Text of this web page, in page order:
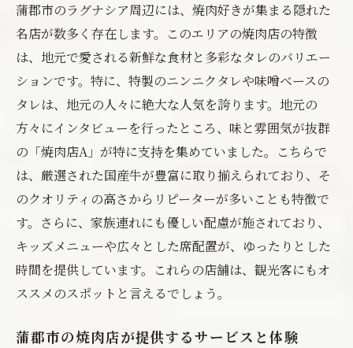
蒲郡市のラグナシア周辺には、焼肉好きが集まる隠れた
名店が数多く存在します。このエリアの焼肉店の特徴
は、地元で愛される新鮮な食材と多彩なタレのバリエー
ションです。特に、特製のニンニクタレや味噌ベースの
タレは、地元の人々に絶大な人気を誇ります。地元の
方々にインタビューを行ったところ、味と雰囲気が抜群
の「焼肉店A」が特に支持を集めていました。こちらで
は、厳選された国産牛が豊富に取り揃えられており、そ
のクオリティの高さからリピーターが多いことも特徴で
す。さらに、家族連れにも優しい配慮が施されており、
キッズメニューや広々とした席配置が、ゆったりとした
時間を提供しています。これらの店舗は、観光客にもオ
ススメのスポットと言えるでしょう。
蒲郡市の焼肉店が提供するサービスと体験